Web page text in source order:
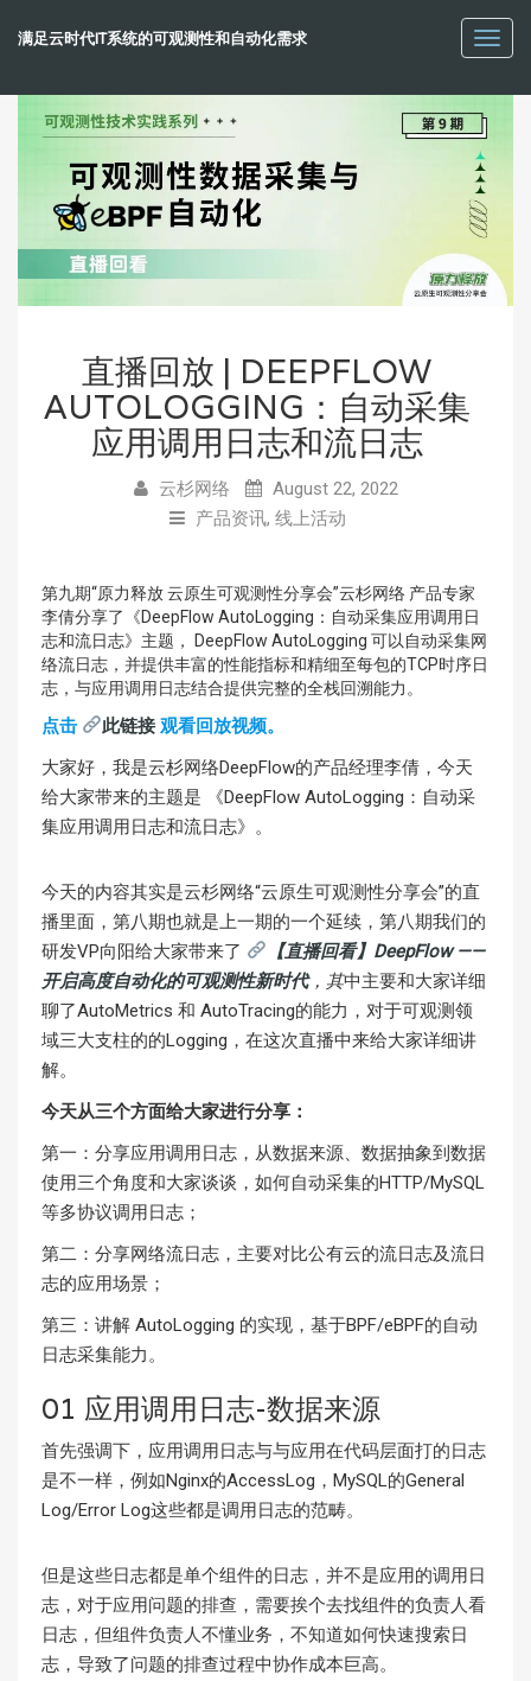
满足云时代IT系统的可观测性和自动化需求
直播回放 | DEEPFLOW
AUTOLOGGING：自动采集
应用调用日志和流日志
云杉网络
August 22, 2022
产品资讯, 线上活动
第九期“原力释放 云原生可观测性分享会”云杉网络 产品专家
李倩分享了《DeepFlow AutoLogging：自动采集应用调用日
志和流日志》主题， DeepFlow AutoLogging 可以自动采集网
络流日志，并提供丰富的性能指标和精细至每包的TCP时序日
志，与应用调用日志结合提供完整的全栈回溯能力。
点击 此链接 观看回放视频。
大家好，我是云杉网络DeepFlow的产品经理李倩，今天
给大家带来的主题是 《DeepFlow AutoLogging：自动采
集应用调用日志和流日志》。
今天的内容其实是云杉网络“云原生可观测性分享会”的直
播里面，第八期也就是上一期的一个延续，第八期我们的
研发VP向阳给大家带来了
【直播回看】DeepFlow ——
开启高度自动化的可观测性新时代，其中主要和大家详细
聊了AutoMetrics 和 AutoTracing的能力，对于可观测领
域三大支柱的的Logging，在这次直播中来给大家详细讲
解。
今天从三个方面给大家进行分享：
第一：分享应用调用日志，从数据来源、数据抽象到数据
使用三个角度和大家谈谈，如何自动采集的HTTP/MySQL
等多协议调用日志；
第二：分享网络流日志，主要对比公有云的流日志及流日
志的应用场景；
第三：讲解 AutoLogging 的实现，基于BPF/eBPF的自动
日志采集能力。
01 应用调用日志-数据来源
首先强调下，应用调用日志与与应用在代码层面打的日志
是不一样，例如Nginx的AccessLog，MySQL的General
Log/Error Log这些都是调用日志的范畴。
但是这些日志都是单个组件的日志，并不是应用的调用日
志，对于应用问题的排查，需要挨个去找组件的负责人看
日志，但组件负责人不懂业务，不知道如何快速搜索日
志，导致了问题的排查过程中协作成本巨高。